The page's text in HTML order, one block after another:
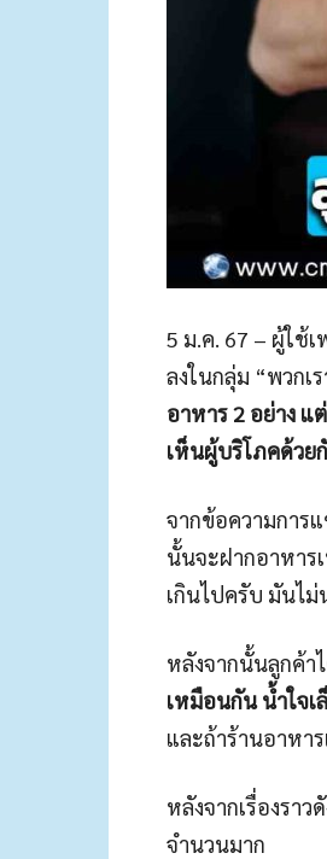
5 ม.ค. 67 – ผู้ใช้
ลงในกลุ่ม “พวกเ
อาหาร 2 อย่าง แ
เห็นผู้บริโภคด้วย
จากข้อความการ
นั้นจะฝากอาหาร
เกินไปครับ มันไม่
หลังจากนั้นลูกค้า
เหมือนกัน น้ำใจ
และถ้าร้านอาหา
หลังจากเรื่องรา
จำนวนมาก